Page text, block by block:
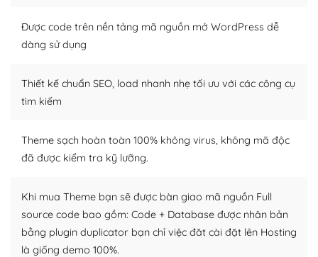
Nếu bạn có các kỹ thuật cơ bản với một theme được
thiết kế tốt, bạn có thể tự sửa đổi. Nếu không bạn có thể
Dễ dàng tùy chỉnh trên WordPress
WordPress là nơi lưu trữ cho một diễn đàn cộng đồng
khổng lồ được kiểm duyệt bởi các nhân viên và những
Nếu bạn gặp khó khăn, bạn có thể lên mạng và tìm
kiếm những cộng đồng WordPress, họ sẽ giúp bạn trả
lời, giải đáp vấn đề của bạn.
Được code trên nền tảng mã nguồn mở WordPress dễ
dàng sử dụng
Thiết kế chuẩn SEO, load nhanh nhẹ tối ưu với các công cụ
tìm kiếm
Theme sạch hoàn toàn 100% không virus, không mã độc
đã được kiểm tra kỹ lưỡng.
Khi mua Theme bạn sẽ được bàn giao mã nguồn Full
source code bao gồm: Code + Database được nhân bản
bằng plugin duplicator bạn chỉ việc đăt cài đặt lên Hosting
là giống demo 100%.